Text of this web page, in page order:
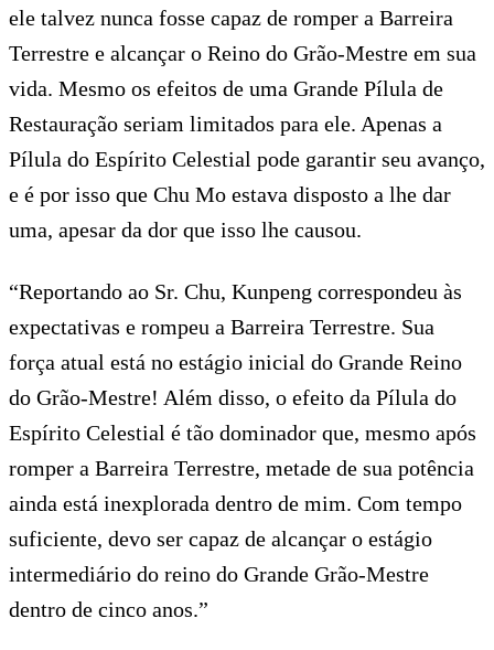
ele talvez nunca fosse capaz de romper a Barreira
Terrestre e alcançar o Reino do Grão-Mestre em sua
vida. Mesmo os efeitos de uma Grande Pílula de
Restauração seriam limitados para ele. Apenas a
Pílula do Espírito Celestial pode garantir seu avanço,
e é por isso que Chu Mo estava disposto a lhe dar
uma, apesar da dor que isso lhe causou.
“Reportando ao Sr. Chu, Kunpeng correspondeu às
expectativas e rompeu a Barreira Terrestre. Sua
força atual está no estágio inicial do Grande Reino
do Grão-Mestre! Além disso, o efeito da Pílula do
Espírito Celestial é tão dominador que, mesmo após
romper a Barreira Terrestre, metade de sua potência
ainda está inexplorada dentro de mim. Com tempo
suficiente, devo ser capaz de alcançar o estágio
intermediário do reino do Grande Grão-Mestre
dentro de cinco anos.”